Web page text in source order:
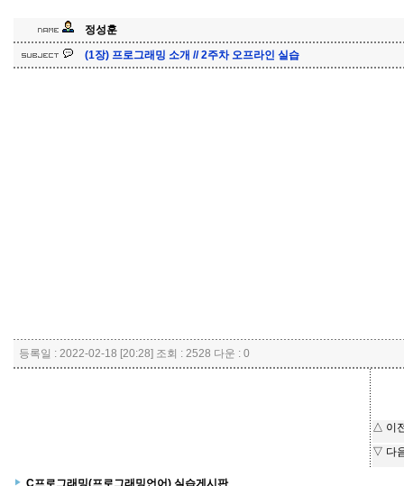
정성훈
(1장) 프로그래밍 소개 // 2주차 오프라인 실습
등록일 : 2022-02-18 [20:28] 조회 : 2528 다운 : 0
△ 이
▽ 다
C프로그래밍(프로그래밍언어) 실습게시판